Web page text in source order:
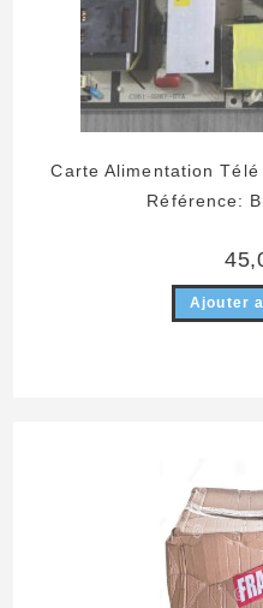
Carte Alimentation Télé
Référence:
Ajouter